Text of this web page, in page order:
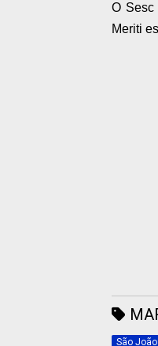
O Sesc
Meriti
São